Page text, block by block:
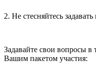
2. Не стесняйтесь
Задавайте свои вопросы в
Вашим пакетом участия: